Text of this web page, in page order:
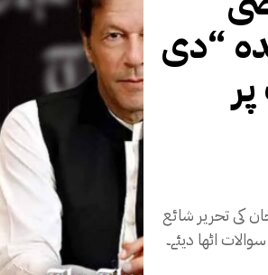
“دی
کی تحریر شائع
اٹھا دیئے۔